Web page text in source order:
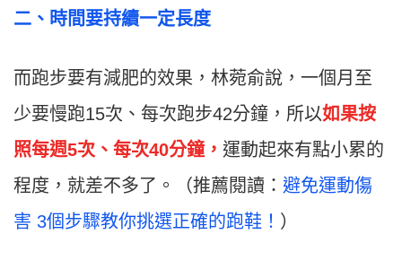
二、時間要持續一定長度
而跑步要有減肥的效果，林菀俞說，一個月至
少要慢跑15次、每次跑步42分鐘，所以如果按
照每週5次、每次40分鐘， 運動起來有點小累的
程度，就差不多了。（推薦閱讀： 避免運動傷
害 3個步驟教你挑選正確的跑鞋！ ）